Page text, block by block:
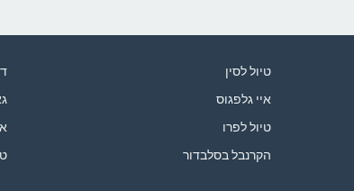
טיול לסין
איי גלפגוס
טיול לפרו
הקרנבל בסלבדור